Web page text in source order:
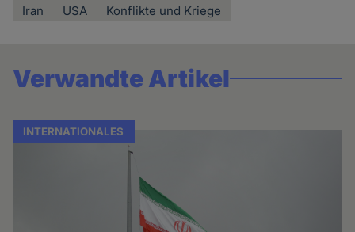
Iran USA Konflikte und Kriege
Verwandte Artikel
INTERNATIONALES